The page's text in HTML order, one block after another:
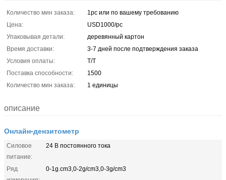
Количество мин заказа:
1pc или по вашему требованию
Цена:
USD1000/pc
Упаковывая детали:
деревянный картон
Время доставки:
3-7 дней после подтверждения заказа
Условия оплаты:
T/T
Поставка способности:
1500
Количество мин заказа:
1 единицы
описание
Онлайн-дензитометр
Силовое
питание:
24 В постоянного тока
Ряд
0-1g.cm3,0-2g/cm3,0-3g/cm3